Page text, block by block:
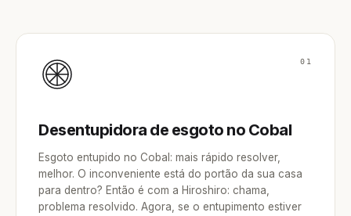
01
Desentupidora de esgoto no Cobal
Esgoto entupido no Cobal: mais rápido resolver,
melhor. O inconveniente está do portão da sua casa
para dentro? Então é com a Hiroshiro: chama,
problema resolvido. Agora, se o entupimento estiver